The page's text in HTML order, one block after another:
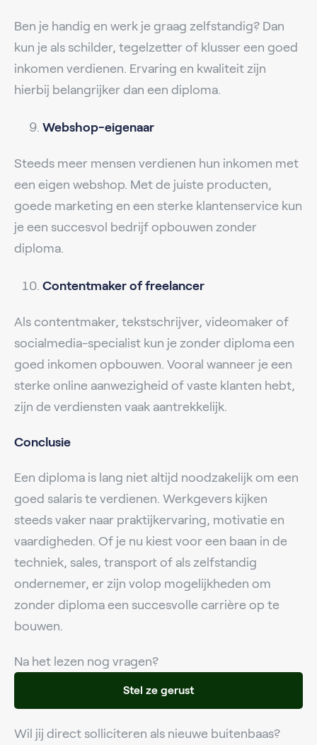
Ben je handig en werk je graag zelfstandig? Dan
kun je als schilder, tegelzetter of klusser een goed
inkomen verdienen. Ervaring en kwaliteit zijn
hierbij belangrijker dan een diploma.
Webshop-eigenaar
Steeds meer mensen verdienen hun inkomen met
een eigen webshop. Met de juiste producten,
goede marketing en een sterke klantenservice kun
je een succesvol bedrijf opbouwen zonder
diploma.
Contentmaker of freelancer
Als contentmaker, tekstschrijver, videomaker of
socialmedia-specialist kun je zonder diploma een
goed inkomen opbouwen. Vooral wanneer je een
sterke online aanwezigheid of vaste klanten hebt,
zijn de verdiensten vaak aantrekkelijk.
Conclusie
Een diploma is lang niet altijd noodzakelijk om een
goed salaris te verdienen. Werkgevers kijken
steeds vaker naar praktijkervaring, motivatie en
vaardigheden. Of je nu kiest voor een baan in de
techniek, sales, transport of als zelfstandig
ondernemer, er zijn volop mogelijkheden om
zonder diploma een succesvolle carrière op te
bouwen.
Na het lezen nog vragen?
Stel ze gerust
Wil jij direct solliciteren als nieuwe buitenbaas?